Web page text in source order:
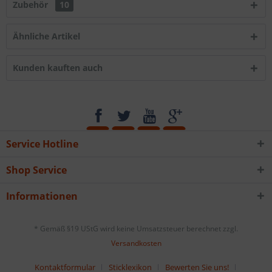
Zubehör 10
Ähnliche Artikel
Kunden kauften auch
Service Hotline
Shop Service
Informationen
* Gemäß §19 UStG wird keine Umsatzsteuer berechnet zzgl.
Versandkosten
Kontaktformular Sticklexikon Bewerten Sie uns!